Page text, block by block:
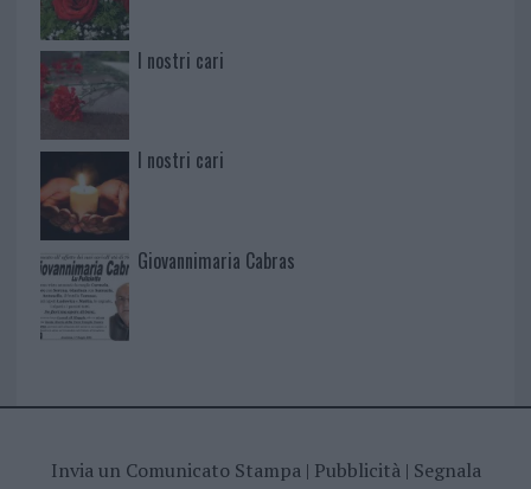
I nostri cari
I nostri cari
Giovannimaria Cabras
Invia un Comunicato Stampa| Pubblicità| Segnala